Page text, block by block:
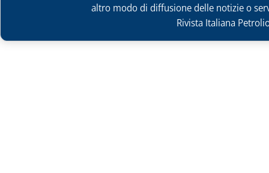
altro modo di diffusione delle notizie o
Rivista Italiana